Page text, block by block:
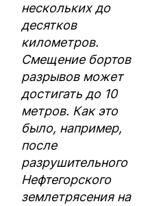
нескольких до
десятков
километров.
Смещение бортов
разрывов может
достигать до 10
метров. Как это
было, например,
после
разрушительного
Нефтегорского
землетрясения на